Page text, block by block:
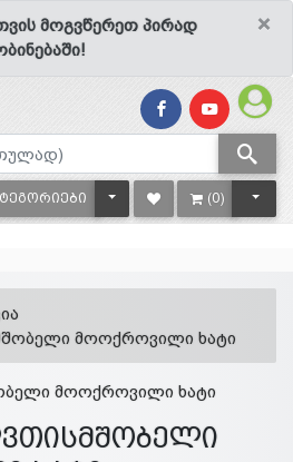
×
მოგვწერეთ პირად
TOGGLE DROPDOWN
(0)
მოოქროვილი ხატი